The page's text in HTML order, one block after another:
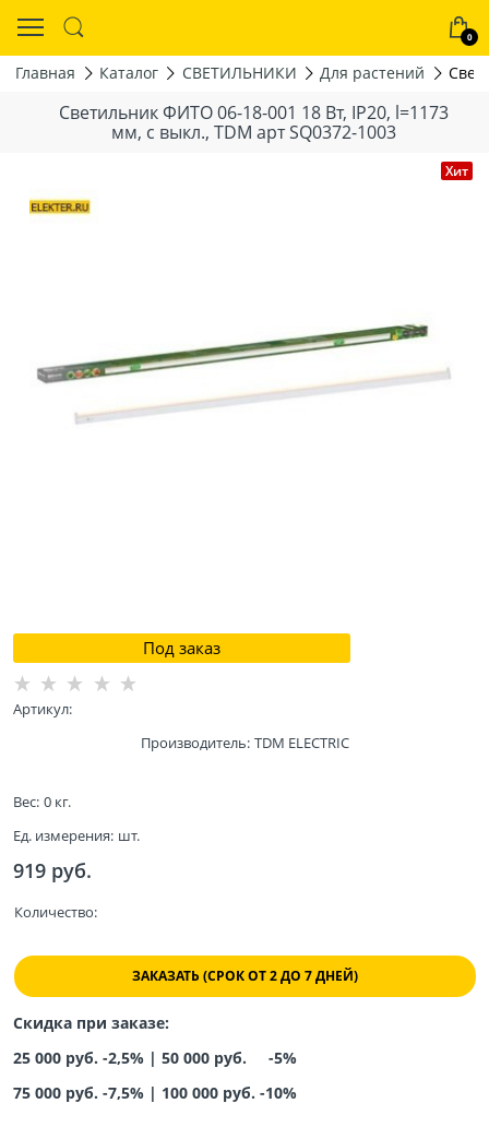
0
Главная Каталог СВЕТИЛЬНИКИ Для растений
Светильник ФИТО 06-18-001 18 Вт, IP20, l=1173
мм, с выкл., TDM арт SQ0372-1003
Хит
Под заказ
Артикул:
Производитель: TDM ELECTRIC
Вес: 0 кг.
Ед. измерения: шт.
919 руб.
Количество:
ЗАКАЗАТЬ (СРОК ОТ 2 ДО 7 ДНЕЙ)
Скидка при заказе:
25 000 руб. -2,5% | 50 000 руб. -5%
75 000 руб. -7,5% | 100 000 руб. -10%